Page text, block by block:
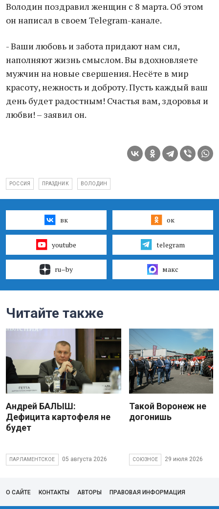
Володин поздравил женщин с 8 марта. Об этом
он написал в своем Telegram-канале.
- Ваши любовь и забота придают нам сил,
наполняют жизнь смыслом. Вы вдохновляете
мужчин на новые свершения. Несёте в мир
красоту, нежность и доброту. Пусть каждый ваш
день будет радостным! Счастья вам, здоровья и
любви! – заявил он.
РОССИЯ ПРАЗДНИК ВОЛОДИН
вк ок
youtube telegram
ru–by макс
Читайте также
Андрей БАЛЫШ:
Дефицита картофеля не
будет
ПАРЛАМЕНТСКОЕ 05 августа 2026
Такой Воронеж не
догонишь
СОЮЗНОЕ 29 июля 2026
О САЙТЕ КОНТАКТЫ АВТОРЫ ПРАВОВАЯ ИНФОРМАЦИЯ